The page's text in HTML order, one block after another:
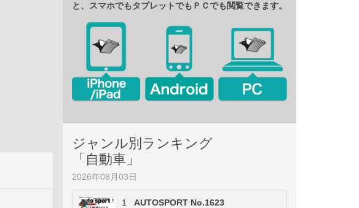
と、スマホでもタブレットでもＰＣでも閲覧できます。
ジャンル別ランキング
「自動車」
2026年08月03日
1 AUTOSPORT No.1623